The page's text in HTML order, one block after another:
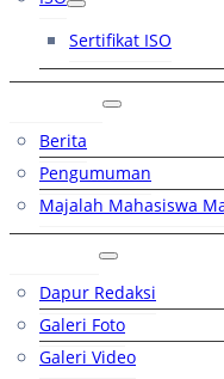
Sertifikat ISO
Berita
Pengumuman
Majalah Mahasiswa
Dapur Redaksi
Galeri Foto
Galeri Video